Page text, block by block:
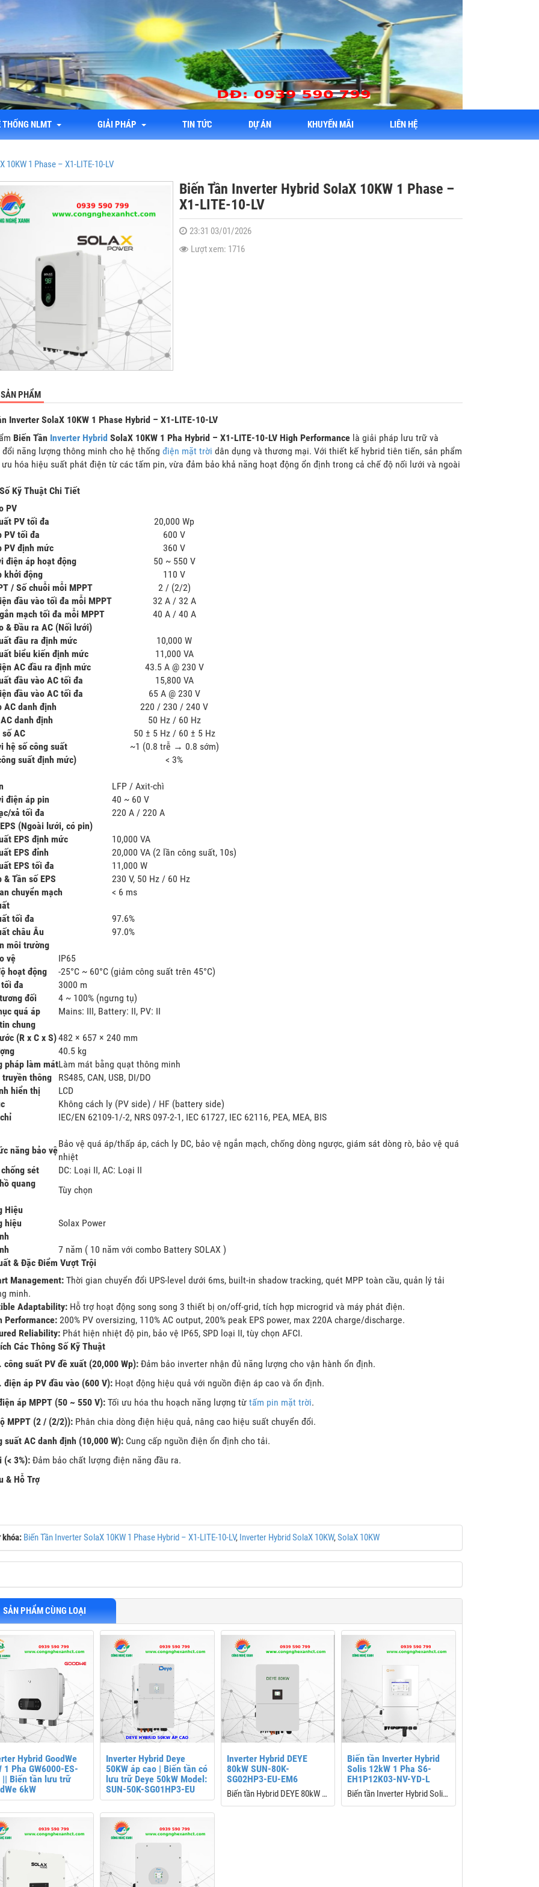
THỐNG NLMT GIẢI PHÁP TIN TỨC DỰ ÁN KHUYẾN MÃI LIÊN HỆ
10KW 1 Phase – X1-LITE-10-LV
Biến Tần Inverter Hybrid SolaX 10KW 1 Phase –
X1-LITE-10-LV
23:31 03/01/2026
Lượt xem: 1716
PHẨM
Inverter SolaX 10KW 1 Phase Hybrid – X1-LITE-10-LV
Biến Tần Inverter Hybrid SolaX 10KW 1 Pha Hybrid – X1-LITE-10-LV High Performance là giải pháp lưu trữ và
đổi năng lượng thông minh cho hệ thống điện mặt trời dân dụng và thương mại. Với thiết kế hybrid tiên tiến, sản phẩm
hóa hiệu suất phát điện từ các tấm pin, vừa đảm bảo khả năng hoạt động ổn định trong cả chế độ nối lưới và ngoài
Kỹ Thuật Chi Tiết
PV
PV tối đa
20,000 Wp
PV tối đa
600 V
PV định mức
360 V
điện áp hoạt động
50 ~ 550 V
khởi động
110 V
/ Số chuỗi mỗi MPPT
2 / (2/2)
đầu vào tối đa mỗi MPPT
32 A / 32 A
mạch tối đa mỗi MPPT
40 A / 40 A
& Đầu ra AC (Nối lưới)
đầu ra định mức
10,000 W
biểu kiến định mức
11,000 VA
AC đầu ra định mức
43.5 A @ 230 V
đầu vào AC tối đa
15,800 VA
đầu vào AC tối đa
65 A @ 230 V
AC danh định
220 / 230 / 240 V
danh định
50 Hz / 60 Hz
AC
50 ± 5 Hz / 60 ± 5 Hz
hệ số công suất
~1 (0.8 trễ → 0.8 sớm)
suất định mức)
< 3%
LFP / Axit-chì
điện áp pin
40 ~ 60 V
xả tối đa
220 A / 220 A
(Ngoài lưới, có pin)
EPS định mức
10,000 VA
EPS đỉnh
20,000 VA (2 lần công suất, 10s)
EPS tối đa
11,000 W
Tần số EPS
230 V, 50 Hz / 60 Hz
chuyển mạch
< 6 ms
tối đa
97.6%
châu Âu
97.0%
môi trường
vệ
IP65
hoạt động
-25°C ~ 60°C (giảm công suất trên 45°C)
đa
3000 m
đối
4 ~ 100% (ngưng tụ)
quá áp
Mains: III, Battery: II, PV: II
chung
(R x C x S)482 × 657 × 240 mm
40.5 kg
pháp làm mátLàm mát bằng quạt thông minh
truyền thông
RS485, CAN, USB, DI/DO
hiển thị
LCD
Không cách ly (PV side) / HF (battery side)
IEC/EN 62109-1/-2, NRS 097-2-1, IEC 61727, IEC 62116, PEA, MEA, BIS
năng bảo vệ
Bảo vệ quá áp/thấp áp, cách ly DC, bảo vệ ngắn mạch, chống dòng ngược, giám sát dòng rò, bảo vệ quá
nhiệt
sét
DC: Loại II, AC: Loại II
quang
Tùy chọn
Hiệu
hiệu
Solax Power
7 năm ( 10 năm với combo Battery SOLAX )
& Đặc Điểm Vượt Trội
Management: Thời gian chuyển đổi UPS-level dưới 6ms, built-in shadow tracking, quét MPP toàn cầu, quản lý tải
minh.
Adaptability: Hỗ trợ hoạt động song song 3 thiết bị on/off-grid, tích hợp microgrid và máy phát điện.
Performance: 200% PV oversizing, 110% AC output, 200% peak EPS power, max 220A charge/discharge.
Reliability: Phát hiện nhiệt độ pin, bảo vệ IP65, SPD loại II, tùy chọn AFCI.
Các Thông Số Kỹ Thuật
suất PV đề xuất (20,000 Wp): Đảm bảo inverter nhận đủ năng lượng cho vận hành ổn định.
áp PV đầu vào (600 V): Hoạt động hiệu quả với nguồn điện áp cao và ổn định.
áp MPPT (50 ~ 550 V): Tối ưu hóa thu hoạch năng lượng từ tấm pin mặt trời.
MPPT (2 / (2/2)): Phân chia dòng điện hiệu quả, nâng cao hiệu suất chuyển đổi.
suất AC danh định (10,000 W): Cung cấp nguồn điện ổn định cho tải.
(< 3%): Đảm bảo chất lượng điện năng đầu ra.
& Hỗ Trợ
khóa: Biến Tần Inverter SolaX 10KW 1 Phase Hybrid – X1-LITE-10-LV, Inverter Hybrid SolaX 10KW,SolaX 10KW
SẢN PHẨM CÙNG LOẠI
Hybrid GoodWe
1 Pha GW6000-ES-
|| Biến tần lưu trữ
6kW
Inverter Hybrid Deye
50KW áp cao | Biến tần có
lưu trữ Deye 50kW Model:
SUN-50K-SG01HP3-EU
Inverter Hybrid DEYE
80kW SUN-80K-
SG02HP3-EU-EM6
Biến tần Hybrid DEYE 80kW 3
pha
Biến tần Inverter Hybrid
Solis 12kW 1 Pha S6-
EH1P12K03-NV-YD-L
Biến tần Inverter Hybrid Solis
12kW 1 Pha S6-EH1P12K03-
Inverter Hybrid SolaX
Phase – X1-LITE-10-LV
SolaX 10KW 1 Pha
LITE-10-LV High
Solax Power
PV tối đa: 20,000 Wp
tối đa: 600 V
/ Số chuỗi mỗi MPPT: 2 /
xả tối đa: 220 A / 220 A
EPS tối đa: 11,000 W
7 năm ( 10 năm với combo
)
Biến tần Huawei 20kW | Inverter
Huawei: SUN2000-20KTL-M2
Công suất: 20 kW
MPPT/ Strings: 2/4
Hiệu suất: 98.65%
Kết nối wifi cục bộ
Chống sét lan truyền DC và AC Type
II